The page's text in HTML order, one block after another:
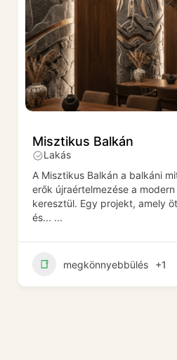
Misztikus Balkán
Lakás
A Misztikus Balkán a balkáni
erők újraértelmezése a
keresztül. Egy projekt, amely
és... ...
megkönnyebbülés +1